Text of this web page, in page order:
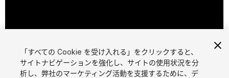
1 /8
「すべての Cookie を受け入れる」をクリックすると、
サイトナビゲーションを強化し、サイトの使用状況を分
析し、弊社のマーケティング活動を支援するために、デ